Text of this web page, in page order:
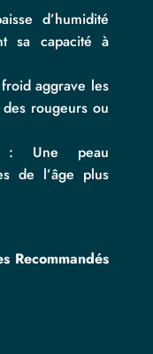
d’humidité
sa capacité à
aggrave les
rougeurs ou
Une peau
de l’âge plus
Recommandés